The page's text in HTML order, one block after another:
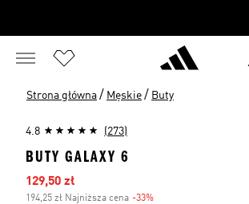
Strona główna / Męskie / Buty
4.8 (273)
BUTY GALAXY 6
Ceny na wyprzedaży
129,50 zł
194,25 zł Najniższa cena -33%